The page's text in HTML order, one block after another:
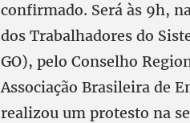
confirmado. Será às 9h,
dos Trabalhadores do
GO), pelo Conselho
Associação Brasileira de
realizou um protesto na